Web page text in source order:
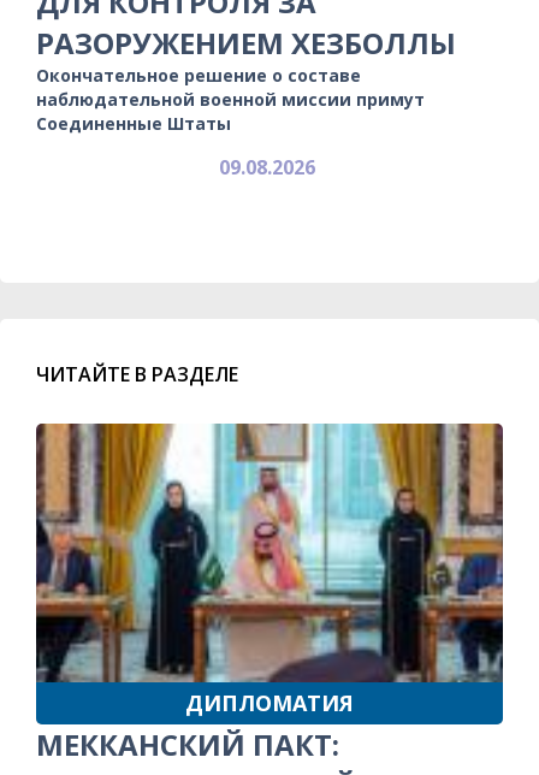
РАЗОРУЖЕНИЕМ ХЕЗБОЛЛЫ
Окончательное решение о составе
наблюдательной военной миссии примут
Соединенные Штаты
09.08.2026
ЧИТАЙТЕ В РАЗДЕЛЕ
ДИПЛОМАТИЯ
МЕККАНСКИЙ ПАКТ: